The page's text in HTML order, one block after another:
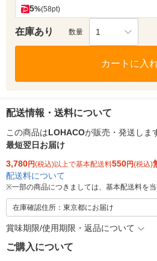
5%(58pt)
在庫あり 数量 1
カートに入
配送情報・送料について
この商品はLOHACOが販売・発送しま
最短翌日お届け
3,780円(税込)以上で基本配送料550円(税込)
配送料について
※一部の商品につきましては、基本配送料を当
在庫確認住所：東京都にお届け
賞味期限/使用期限・返品について
ご購入について